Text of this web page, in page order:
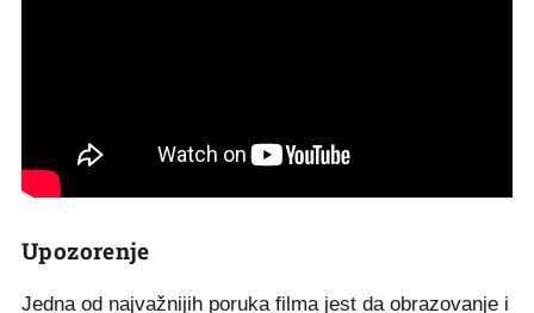
Upozorenje
Jedna od najvažnijih poruka filma jest da obrazovanje i